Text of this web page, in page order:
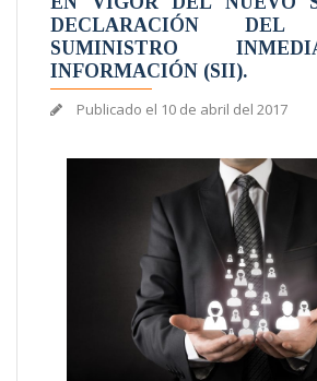
DECLARACIÓN
SUMINISTRO
INFORMACIÓN (SII).
Publicado el 10 de abril del 2017